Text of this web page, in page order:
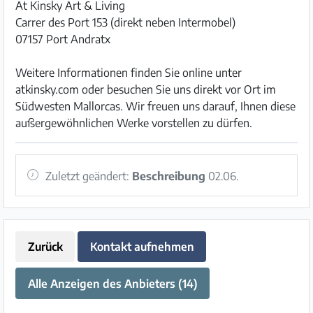
At Kinsky Art & Living
Carrer des Port 153 (direkt neben Intermobel)
07157 Port Andratx
Weitere Informationen finden Sie online unter
atkinsky.com oder besuchen Sie uns direkt vor Ort im
Südwesten Mallorcas. Wir freuen uns darauf, Ihnen diese
außergewöhnlichen Werke vorstellen zu dürfen.
Zuletzt geändert: Beschreibung 02.06.
Zurück Kontakt aufnehmen
Alle Anzeigen des Anbieters (14)